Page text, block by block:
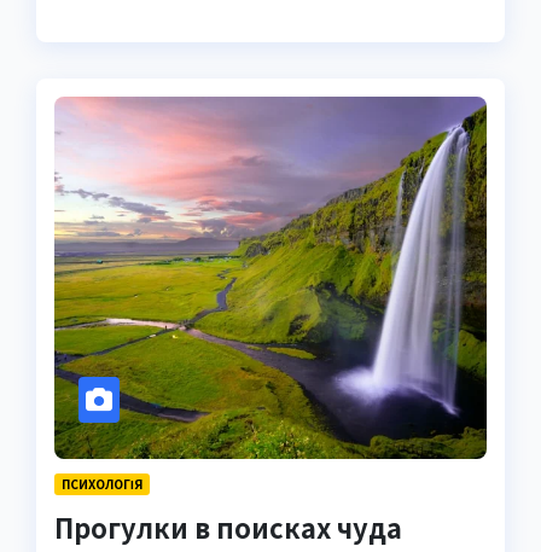
ПСИХОЛОГІЯ
Прогулки в поисках чуда